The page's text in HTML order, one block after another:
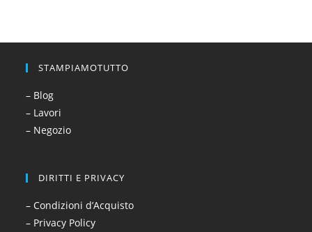
STAMPIAMOTUTTO
– Blog
– Lavori
– Negozio
DIRITTI E PRIVACY
– Condizioni d’Acquisto
– Privacy Policy